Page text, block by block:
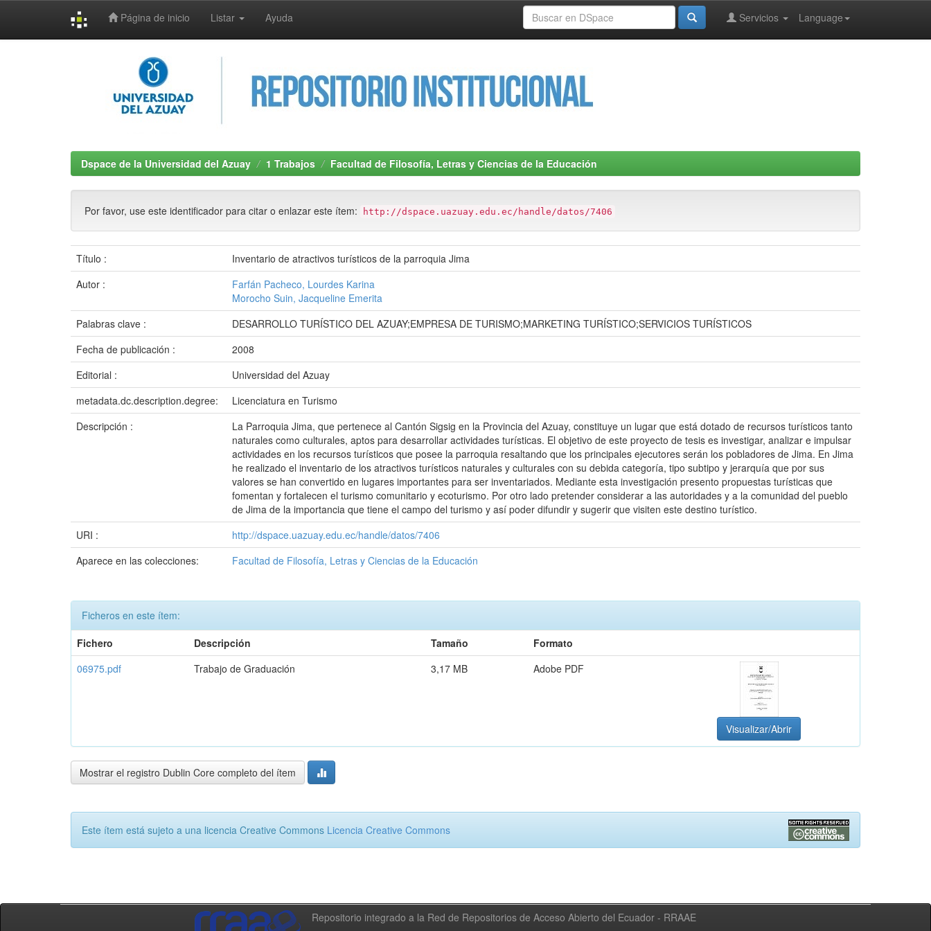
Página de inicio Listar Ayuda Language
Servicios
Dspace de la Universidad del Azuay 1 Trabajos Facultad de Filosofía, Letras y Ciencias de la Educación
Por favor, use este identificador para citar o enlazar este ítem: http://dspace.uazuay.edu.ec/handle/datos/7406
Título :
Inventario de atractivos turísticos de la parroquia Jima
Autor :
Farfán Pacheco, Lourdes Karina
Morocho Suin, Jacqueline Emerita
Palabras clave :
DESARROLLO TURÍSTICO DEL AZUAY;EMPRESA DE TURISMO;MARKETING TURÍSTICO;SERVICIOS TURÍSTICOS
Fecha de publicación :
2008
Editorial :
Universidad del Azuay
metadata.dc.description.degree:
Licenciatura en Turismo
Descripción :
La Parroquia Jima, que pertenece al Cantón Sigsig en la Provincia del Azuay, constituye un lugar que está dotado de recursos turísticos tanto
naturales como culturales, aptos para desarrollar actividades turísticas. El objetivo de este proyecto de tesis es investigar, analizar e impulsar
actividades en los recursos turísticos que posee la parroquia resaltando que los principales ejecutores serán los pobladores de Jima. En Jima
he realizado el inventario de los atractivos turísticos naturales y culturales con su debida categoría, tipo subtipo y jerarquía que por sus
valores se han convertido en lugares importantes para ser inventariados. Mediante esta investigación presento propuestas turísticas que
fomentan y fortalecen el turismo comunitario y ecoturismo. Por otro lado pretender considerar a las autoridades y a la comunidad del pueblo
de Jima de la importancia que tiene el campo del turismo y así poder difundir y sugerir que visiten este destino turístico.
URI :
http://dspace.uazuay.edu.ec/handle/datos/7406
Aparece en las colecciones:
Facultad de Filosofía, Letras y Ciencias de la Educación
Ficheros en este ítem:
Fichero
Descripción Tamaño
Formato
06975.pdf
Trabajo de Graduación 3,17 MB Adobe PDF
Visualizar/Abrir
Mostrar el registro Dublin Core completo del ítem
Este ítem está sujeto a una licencia Creative Commons Licencia Creative Commons
Repositorio integrado a la Red de Repositorios de Acceso Abierto del Ecuador - RRAAE